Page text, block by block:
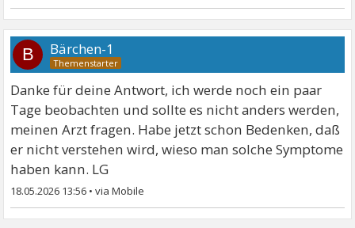
B Bärchen-1
Danke für deine Antwort, ich werde noch ein paar
Tage beobachten und sollte es nicht anders werden,
meinen Arzt fragen. Habe jetzt schon Bedenken, daß
er nicht verstehen wird, wieso man solche Symptome
haben kann. LG
18.05.2026 13:56 •